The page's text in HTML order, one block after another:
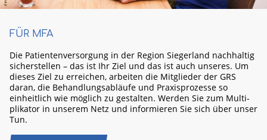
FÜR MFA
Die Patienten­versorgung in der Region Sieger­land nachhaltig
sicher­stellen – das ist Ihr Ziel und das ist auch unseres. Um
dieses Ziel zu erreichen, arbeiten die Mit­glieder der GRS
daran, die Behandlungs­abläufe und Praxis­prozesse so
einheit­lich wie möglich zu gestalten. Werden Sie zum Multi­
plikator in unserem Netz und infor­mieren Sie sich über unser
Tun.